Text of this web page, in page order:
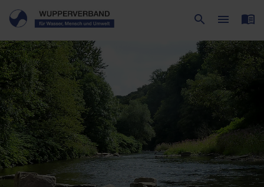
menu_book
search
Suche
menu
Menü